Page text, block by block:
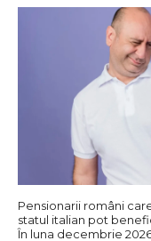
Pensionarii români
statul italian pot
În luna decembrie